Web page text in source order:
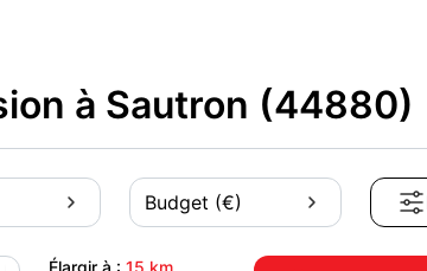
à Sautron (44880)
Budget (€)
Élargir à :15 km